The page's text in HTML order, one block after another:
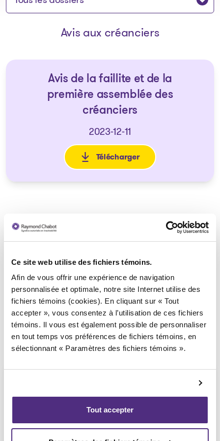
Ce site web utilise des fichiers témoins.
Afin de vous offrir une expérience de navigation
personnalisée et optimale, notre site Internet utilise des
fichiers témoins (cookies). En cliquant sur « Tout
accepter », vous consentez à l’utilisation de ces fichiers
témoins. Il vous est également possible de personnaliser
en tout temps vos préférences de fichiers témoins, en
sélectionnant « Paramètres des fichiers témoins ».
Tout accepter
Avis aux créanciers
Avis de la faillite et de la
première assemblée des
créanciers
2023-12-11
Télécharger
: Avis de la faillite et de la
Syndic responsable du dossier
Étienne Fiset